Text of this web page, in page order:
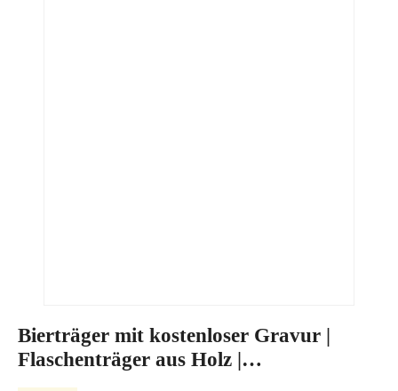
Bierträger mit kostenloser Gravur |
Flaschenträger aus Holz |
Männerhandtasche